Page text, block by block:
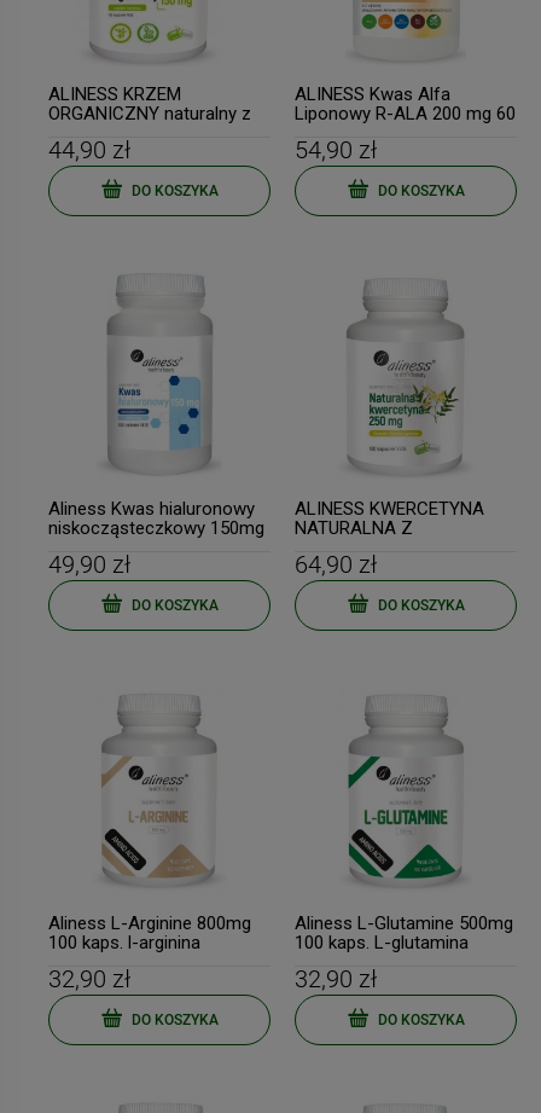
ALINESS KRZEM
ORGANICZNY naturalny z
44,90 zł
DO KOSZYKA
ALINESS Kwas Alfa
Liponowy R-ALA 200 mg 60
54,90 zł
DO KOSZYKA
Aliness Kwas hialuronowy
niskocząsteczkowy 150mg
49,90 zł
DO KOSZYKA
ALINESS KWERCETYNA
NATURALNA Z
JAPOŃSKIEGO 100 kaps.
64,90 zł
DO KOSZYKA
Aliness L-Arginine 800mg
100 kaps. l-arginina
32,90 zł
DO KOSZYKA
Aliness L-Glutamine 500mg
100 kaps. L-glutamina
32,90 zł
DO KOSZYKA